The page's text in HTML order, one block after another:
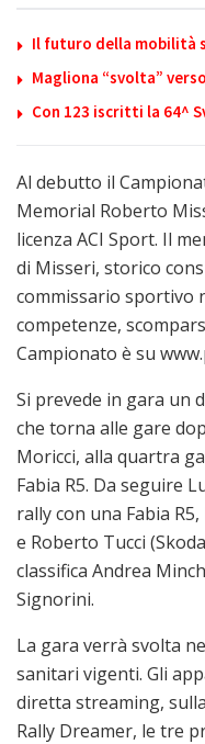
Il futuro della mobilità
Magliona “svolta”
Con 123 iscritti la 64^
Al debutto il
Memorial Roberto
licenza ACI Sport. Il
di Misseri, storico
commissario sportivo
competenze,
Campionato è su
Si prevede in gara un
che torna alle gare
Moricci, alla quartra
Fabia R5. Da seguire
rally con una Fabia
e Roberto Tucci
classifica Andrea
Signorini.
La gara verrà svolta
sanitari vigenti. Gli
diretta streaming,
Rally Dreamer, le tre